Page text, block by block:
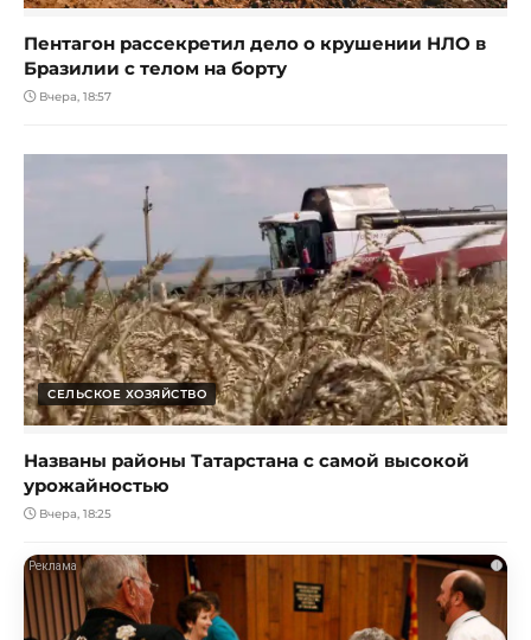
Пентагон рассекретил дело о крушении НЛО в
Бразилии с телом на борту
Вчера, 18:57
СЕЛЬСКОЕ ХОЗЯЙСТВО
Названы районы Татарстана с самой высокой
урожайностью
Вчера, 18:25
i